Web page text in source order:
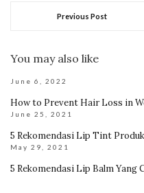
Previous Post
You may also like
June 6, 2022
How to Prevent Hair Loss in
June 25, 2021
5 Rekomendasi Lip Tint
May 29, 2021
5 Rekomendasi Lip Balm